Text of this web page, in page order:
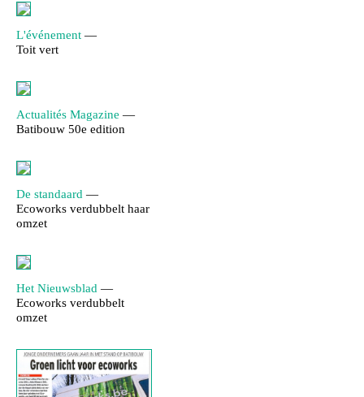
L'événement —
Toit vert
Actualités Magazine —
Batibouw 50e edition
De standaard —
Ecoworks verdubbelt haar
omzet
Het Nieuwsblad —
Ecoworks verdubbelt
omzet